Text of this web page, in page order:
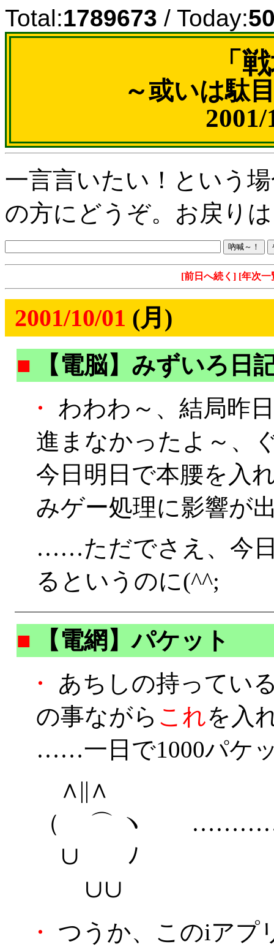
Total:1789673 / Today:
「
～或いは駄
一言言いたい！という
の方にどうぞ。お戻りは
[前日へ続く] [年次一
2001/10/01 (月)
■
【電脳】みずいろ日
・
わわわ～、結局昨
進まなかったよ～、
今日明日で本腰を入
みゲー処理に影響が
……ただでさえ、今
るというのに(^^;
■
【電網】パケット
・
あちしの持ってい
の事ながら これを入
……一日で1000パケ
∧||∧
（ ⌒ ヽ …………
∪ ﾉ
∪∪
・
つうか、このiアプ